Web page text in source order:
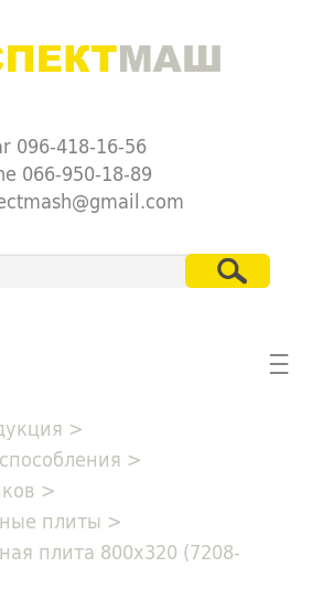
096-418-16-56
066-950-18-89
☰
>
>
>
плиты >
плита 800х320 (7208-